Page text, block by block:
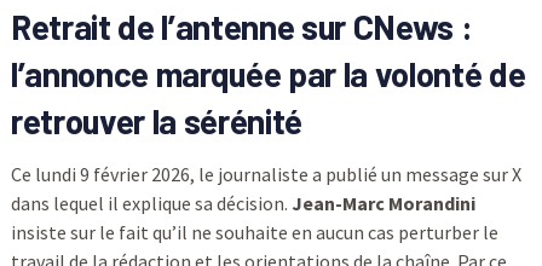
Retrait de l’antenne sur CNews :
l’annonce marquée par la volonté de
retrouver la sérénité
Ce lundi 9 février 2026, le journaliste a publié un message sur X
dans lequel il explique sa décision. Jean-Marc Morandini
insiste sur le fait qu’il ne souhaite en aucun cas perturber le